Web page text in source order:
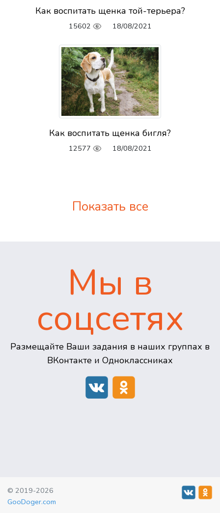
Как воспитать щенка той-терьера?
15602 18/08/2021
Как воспитать щенка бигля?
12577 18/08/2021
Показать все
Мы в
соцсетях
Размещайте Ваши задания в наших группах в
ВКонтакте и Одноклассниках
© 2019-2026
GooDoger.com